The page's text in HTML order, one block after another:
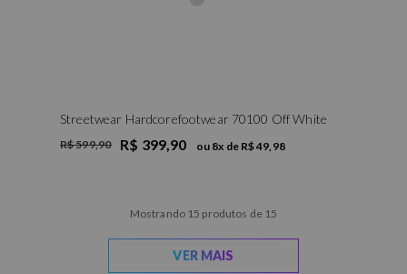
Streetwear Hardcorefootwear 70100 Off White
R$ 599,90 R$ 399,90 ou 8x de R$ 49,98
Mostrando 15 produtos de 15
VER MAIS